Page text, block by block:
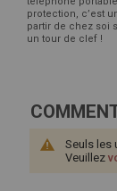
protection, c’est
partir de chez soi
un tour de clef !
Seuls les
Veuillez